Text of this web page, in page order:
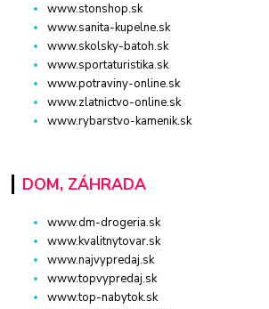
www.stonshop.sk
www.sanita-kupelne.sk
www.skolsky-batoh.sk
www.sportaturistika.sk
www.potraviny-online.sk
www.zlatnictvo-online.sk
www.rybarstvo-kamenik.sk
DOM, ZÁHRADA
www.dm-drogeria.sk
www.kvalitnytovar.sk
www.najvypredaj.sk
www.topvypredaj.sk
www.top-nabytok.sk